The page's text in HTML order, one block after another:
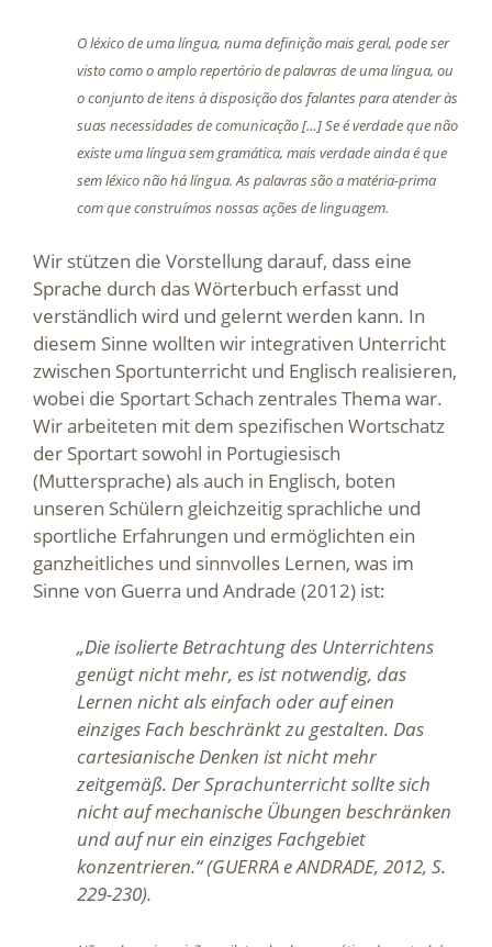
O léxico de uma língua, numa definição mais geral, pode ser
visto como o amplo repertório de palavras de uma língua, ou
o conjunto de itens à disposição dos falantes para atender às
suas necessidades de comunicação […] Se é verdade que não
existe uma língua sem gramática, mais verdade ainda é que
sem léxico não há língua. As palavras são a matéria-prima
com que construímos nossas ações de linguagem.
Wir stützen die Vorstellung darauf, dass eine
Sprache durch das Wörterbuch erfasst und
verständlich wird und gelernt werden kann. In
diesem Sinne wollten wir integrativen Unterricht
zwischen Sportunterricht und Englisch realisieren,
wobei die Sportart Schach zentrales Thema war.
Wir arbeiteten mit dem spezifischen Wortschatz
der Sportart sowohl in Portugiesisch
(Muttersprache) als auch in Englisch, boten
unseren Schülern gleichzeitig sprachliche und
sportliche Erfahrungen und ermöglichten ein
ganzheitliches und sinnvolles Lernen, was im
Sinne von Guerra und Andrade (2012) ist:
„Die isolierte Betrachtung des Unterrichtens
genügt nicht mehr, es ist notwendig, das
Lernen nicht als einfach oder auf einen
einziges Fach beschränkt zu gestalten. Das
cartesianische Denken ist nicht mehr
zeitgemäß. Der Sprachunterricht sollte sich
nicht auf mechanische Übungen beschränken
und auf nur ein einziges Fachgebiet
konzentrieren.“ (GUERRA e ANDRADE, 2012, S.
229-230).